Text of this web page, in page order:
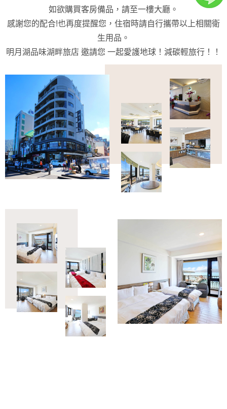
如欲購買客房備品，請至一樓大廳。
感謝您的配合!也再度提醒您，住宿時請自行攜帶以上相關衛
生用品。
明月湖品味湖畔旅店 邀請您 一起愛護地球！減碳輕旅行！！